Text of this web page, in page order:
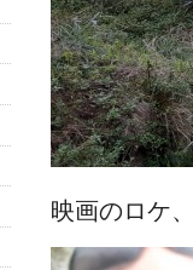
映画のロケ